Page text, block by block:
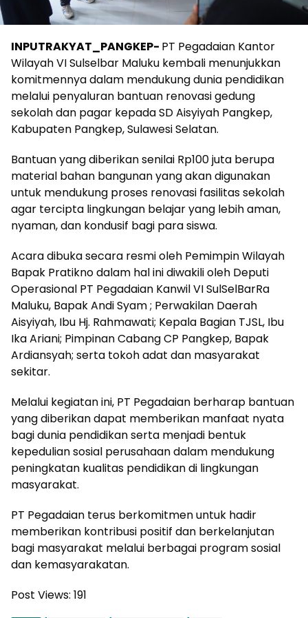
INPUTRAKYAT_PANGKEP- PT Pegadaian Kantor
Wilayah VI Sulselbar Maluku kembali menunjukkan
komitmennya dalam mendukung dunia pendidikan
melalui penyaluran bantuan renovasi gedung
sekolah dan pagar kepada SD Aisyiyah Pangkep,
Kabupaten Pangkep, Sulawesi Selatan.
Bantuan yang diberikan senilai Rp100 juta berupa
material bahan bangunan yang akan digunakan
untuk mendukung proses renovasi fasilitas sekolah
agar tercipta lingkungan belajar yang lebih aman,
nyaman, dan kondusif bagi para siswa.
Acara dibuka secara resmi oleh Pemimpin Wilayah
Bapak Pratikno dalam hal ini diwakili oleh Deputi
Operasional PT Pegadaian Kanwil VI SulSelBarRa
Maluku, Bapak Andi Syam ; Perwakilan Daerah
Aisyiyah, Ibu Hj. Rahmawati; Kepala Bagian TJSL, Ibu
Ika Ariani; Pimpinan Cabang CP Pangkep, Bapak
Ardiansyah; serta tokoh adat dan masyarakat
sekitar.
Melalui kegiatan ini, PT Pegadaian berharap bantuan
yang diberikan dapat memberikan manfaat nyata
bagi dunia pendidikan serta menjadi bentuk
kepedulian sosial perusahaan dalam mendukung
peningkatan kualitas pendidikan di lingkungan
masyarakat.
PT Pegadaian terus berkomitmen untuk hadir
memberikan kontribusi positif dan berkelanjutan
bagi masyarakat melalui berbagai program sosial
dan kemasyarakatan.
Post Views: 191